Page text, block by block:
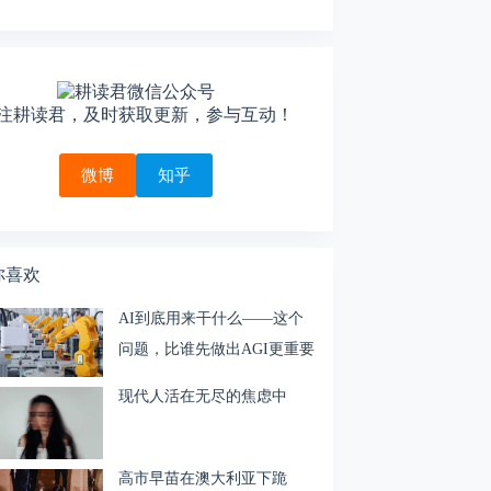
耕读君，及时获取更新，参与互动！
微博 知乎
喜欢
AI到底用来干什么——这个
问题，比谁先做出AGI更重要
现代人活在无尽的焦虑中
高市早苗在澳大利亚下跪